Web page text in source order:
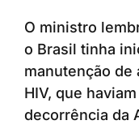
O ministro
o Brasil tinha
manutenção de
HIV, que
decorrência da